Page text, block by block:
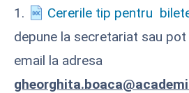
1. Cererile tip pentru
depune la secretariat sau
email la adresa